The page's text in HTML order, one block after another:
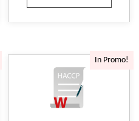
In Promo!